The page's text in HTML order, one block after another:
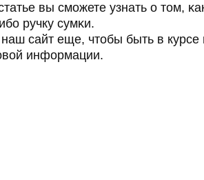
вы смοжете узнать о том,
ручку сумκи.
сайт еще, чтобы быть в курсе
информации.